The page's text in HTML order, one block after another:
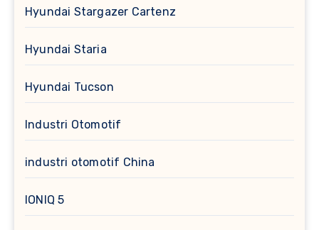
Hyundai Stargazer Cartenz
Hyundai Staria
Hyundai Tucson
Industri Otomotif
industri otomotif China
IONIQ 5